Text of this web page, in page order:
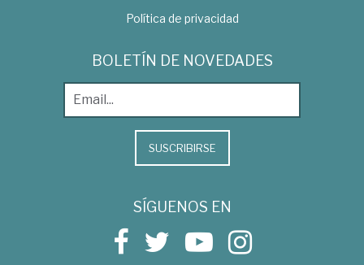
Política de privacidad
BOLETÍN DE NOVEDADES
SUSCRIBIRSE
SÍGUENOS EN